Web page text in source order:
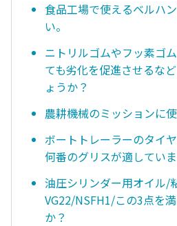
食品工場で使えるベルハ
い。
ニトリルゴムやフッ素ゴ
ても劣化を促進させるな
ょうか？
農耕機械のミッションに
ボートトレーラーのタイ
何番のグリスが適してい
油圧シリンダー用オイル/
VG22/NSFH1/この3点を
か？